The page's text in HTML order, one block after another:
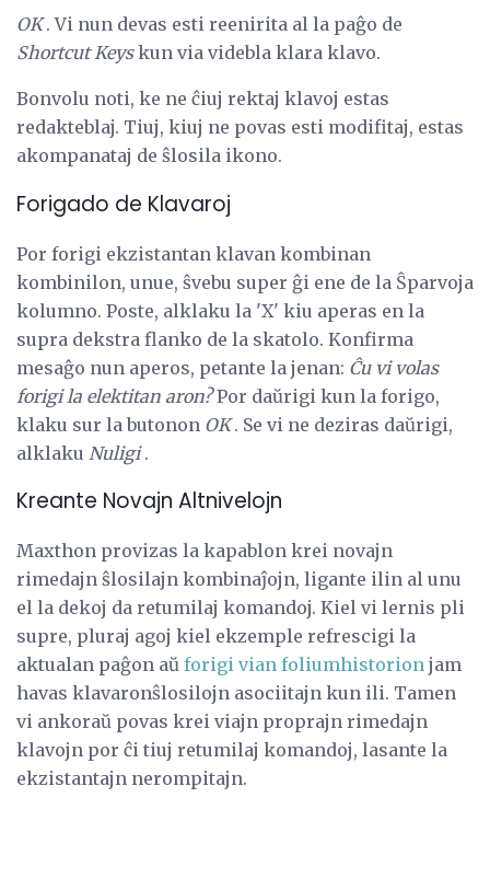
OK. Vi nun devas esti reenirita al la paĝo de
Shortcut Keyskun via videbla klara klavo.
Bonvolu noti, ke ne ĉiuj rektaj klavoj estas
redakteblaj. Tiuj, kiuj ne povas esti modifitaj, estas
akompanataj de ŝlosila ikono.
Forigado de Klavaroj
Por forigi ekzistantan klavan kombinan
kombinilon, unue, ŝvebu super ĝi ene de la Ŝparvoja
kolumno. Poste, alklaku la 'X' kiu aperas en la
supra dekstra flanko de la skatolo. Konfirma
mesaĝo nun aperos, petante la jenan: Ĉu vi volas
forigi la elektitan aron?Por daŭrigi kun la forigo,
klaku sur la butonon OK. Se vi ne deziras daŭrigi,
alklaku Nuligi.
Kreante Novajn Altnivelojn
Maxthon provizas la kapablon krei novajn
rimedajn ŝlosilajn kombinaĵojn, ligante ilin al unu
el la dekoj da retumilaj komandoj. Kiel vi lernis pli
supre, pluraj agoj kiel ekzemple refrescigi la
aktualan paĝon aŭ forigi vian foliumhistorion jam
havas klavaronŝlosilojn asociitajn kun ili. Tamen
vi ankoraŭ povas krei viajn proprajn rimedajn
klavojn por ĉi tiuj retumilaj komandoj, lasante la
ekzistantajn nerompitajn.